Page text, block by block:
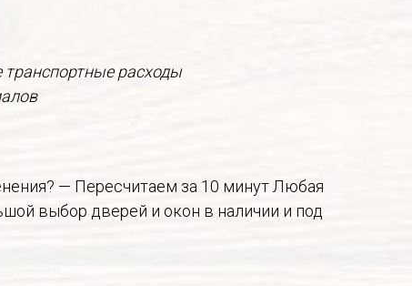
транспортные расходы
— Пересчитаем за 10 минут Любая
выбор дверей и окон в наличии и под